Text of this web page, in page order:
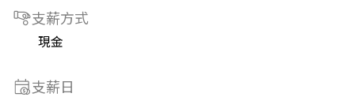
支薪方式
現金
支薪日